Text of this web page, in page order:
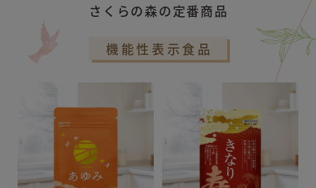
さくらの森の定番商品
機能性表示食品